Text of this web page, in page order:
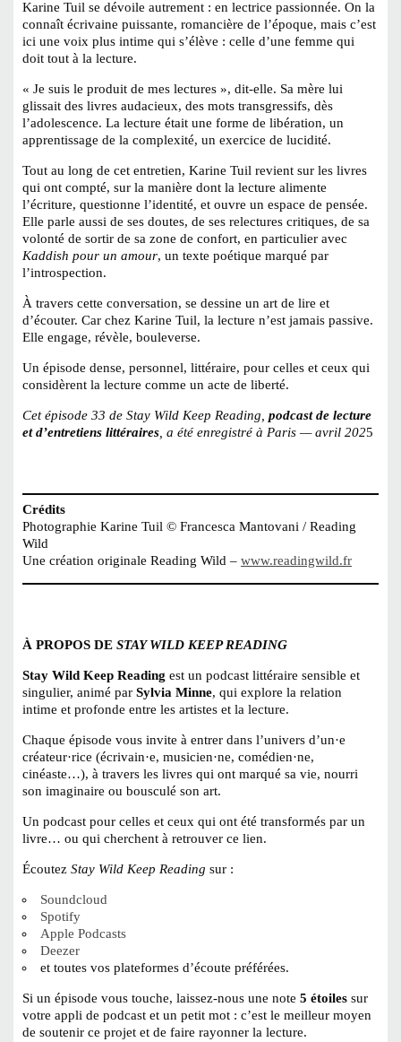
Karine Tuil se dévoile autrement : en lectrice passionnée. On la
connaît écrivaine puissante, romancière de l’époque, mais c’est
ici une voix plus intime qui s’élève : celle d’une femme qui
doit tout à la lecture.
« Je suis le produit de mes lectures », dit-elle. Sa mère lui
glissait des livres audacieux, des mots transgressifs, dès
l’adolescence. La lecture était une forme de libération, un
apprentissage de la complexité, un exercice de lucidité.
Tout au long de cet entretien, Karine Tuil revient sur les livres
qui ont compté, sur la manière dont la lecture alimente
l’écriture, questionne l’identité, et ouvre un espace de pensée.
Elle parle aussi de ses doutes, de ses relectures critiques, de sa
volonté de sortir de sa zone de confort, en particulier avec
Kaddish pour un amour, un texte poétique marqué par
l’introspection.
À travers cette conversation, se dessine un art de lire et
d’écouter. Car chez Karine Tuil, la lecture n’est jamais passive.
Elle engage, révèle, bouleverse.
Un épisode dense, personnel, littéraire, pour celles et ceux qui
considèrent la lecture comme un acte de liberté.
Cet épisode 33 de Stay Wild Keep Reading, podcast de lecture
et d’entretiens littéraires , a été enregistré à Paris — avril 2025
Crédits
Photographie Karine Tuil © Francesca Mantovani / Reading
Wild
Une création originale Reading Wild – www.readingwild.fr
À PROPOS DE STAY WILD KEEP READING
Stay Wild Keep Reading est un podcast littéraire sensible et
singulier, animé par Sylvia Minne, qui explore la relation
intime et profonde entre les artistes et la lecture.
Chaque épisode vous invite à entrer dans l’univers d’un·e
créateur·rice (écrivain·e, musicien·ne, comédien·ne,
cinéaste…), à travers les livres qui ont marqué sa vie, nourri
son imaginaire ou bousculé son art.
Un podcast pour celles et ceux qui ont été transformés par un
livre… ou qui cherchent à retrouver ce lien.
Écoutez Stay Wild Keep Reading sur :
Soundcloud
Spotify
Apple Podcasts
Deezer
et toutes vos plateformes d’écoute préférées.
Si un épisode vous touche, laissez-nous une note 5 étoiles sur
votre appli de podcast et un petit mot : c’est le meilleur moyen
de soutenir ce projet et de faire rayonner la lecture.